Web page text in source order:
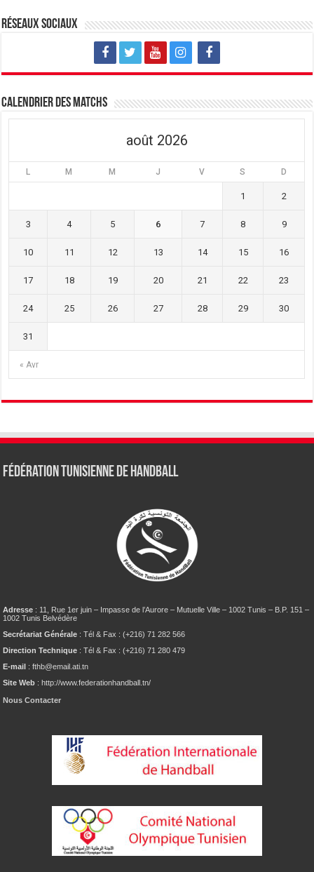
Réseaux sociaux
Calendrier des matchs
août 2026
L M M J V S D
« Avr
1 2
3 4 5 6 7 8 9
10 11 12 13 14 15 16
17 18 19 20 21 22 23
24 25 26 27 28 29 30
31
Fédération tunisienne de Handball
Adresse : 11, Rue 1er juin – Impasse de l’Aurore – Mutuelle Ville – 1002 Tunis – B.P. 151 –
1002 Tunis Belvédère
Secrétariat Générale : Tél & Fax : (+216) 71 282 566
Direction Technique : Tél & Fax : (+216) 71 280 479
E-mail : fthb@email.ati.tn
Site Web : http://www.federationhandball.tn/
Nous Contacter